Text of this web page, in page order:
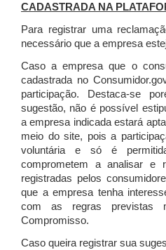
CADASTRADA NA
Para registrar uma
necessário que a empresa
Caso a empresa que o
cadastrada no
participação. Destaca-se
sugestão, não é possível
a empresa indicada estará
meio do site, pois a
voluntária e só é
comprometem a analisar e
registradas pelos
que a empresa tenha
com as regras previstas
Compromisso.
Caso queira registrar sua